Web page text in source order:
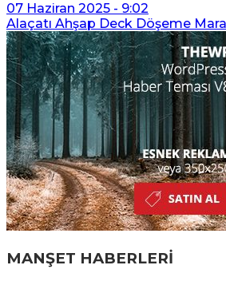
07 Haziran 2025 - 9:02
Alaçatı Ahşap Deck Döşeme
MANŞET HABERLERİ